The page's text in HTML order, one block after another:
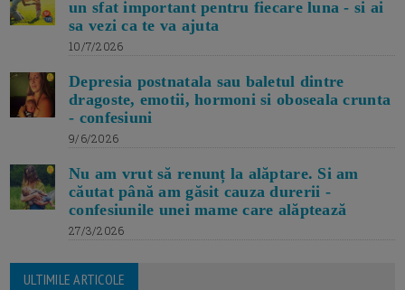
un sfat important pentru fiecare luna - si ai
sa vezi ca te va ajuta
10/7/2026
Depresia postnatala sau baletul dintre
dragoste, emotii, hormoni si oboseala crunta
- confesiuni
9/6/2026
Nu am vrut să renunț la alăptare. Si am
căutat până am găsit cauza durerii -
confesiunile unei mame care alăptează
27/3/2026
ULTIMILE ARTICOLE